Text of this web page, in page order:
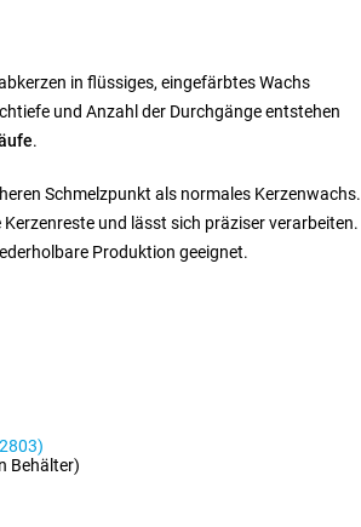
in flüssiges, eingefärbtes Wachs
und Anzahl der Durchgänge entstehen
.
Schmelzpunkt als normales Kerzenwachs.
und lässt sich präziser verarbeiten.
Produktion geeignet.
Behälter)